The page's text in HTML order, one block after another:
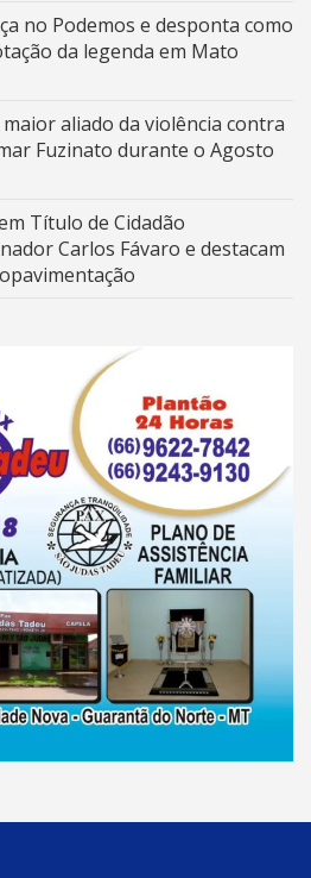
no Podemos e desponta como
da legenda em Mato
aliado da violência contra
Fuzinato durante o Agosto
Título de Cidadão
Carlos Fávaro e destacam